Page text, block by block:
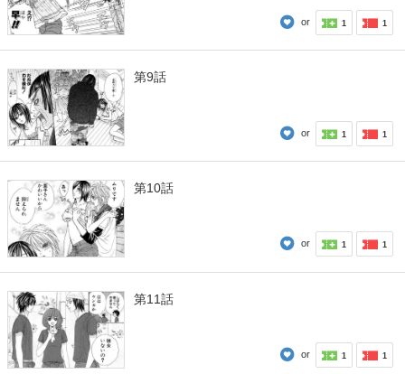
or 1 1
第9話
or 1 1
第10話
or 1 1
第11話
or 1 1